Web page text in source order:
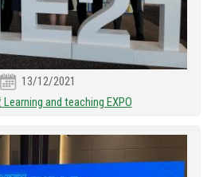
13/12/2021
and teaching EXPO